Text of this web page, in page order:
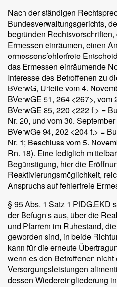
Nach der ständigen
Bundesverwaltungsgerichts,
begründen
Ermessen einräumen, einen
ermessensfehlerfreie
das Ermessen einräumende
Interesse des Betroffenen zu
BVerwG, Urteile vom 4.
BVerwGE 51, 264 <267>, vom
BVerwGE 85, 220 <222 f.> =
Nr. 20, und vom 30.
BVerwGe 94, 202 <204 f.> =
Nr. 1; Beschluss vom 5.
Rn. 18). Eine lediglich
Begünstigung, hier die
Reaktivierungsmöglichkeit,
Anspruchs auf fehlerfreie
§ 95 Abs. 1 Satz 1 PfDG.EKD
der Befugnis aus, über die
und Pfarrern im Ruhestand,
geworden sind, in beide
kann für die erneute
wenn es den Betroffenen nicht
Versorgungsleistungen
dessen Wiedereingliederung